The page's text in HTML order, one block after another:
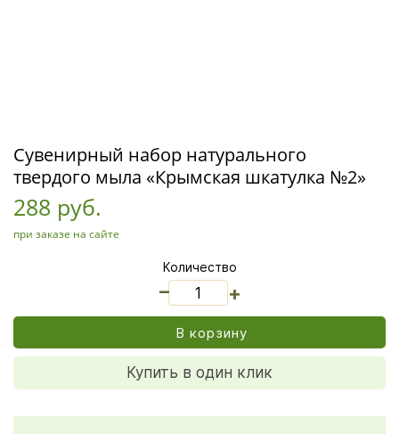
Сувенирный набор натурального
твердого мыла «Крымская шкатулка №2»
288 руб.
при заказе на сайте
Количество
+
В корзину
Купить в один клик